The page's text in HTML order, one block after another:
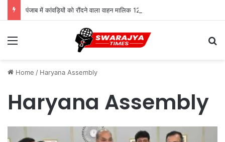
Menu
Home / Haryana Assembly
Haryana Assembly